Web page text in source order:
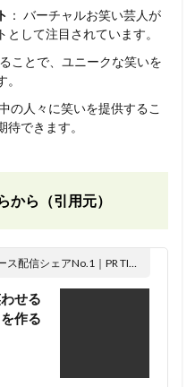
： バーチャルお笑い芸人が
して注目されています。
ことで、ユニークな笑いを
の人々に笑いを提供するこ
できます。
から（引用元）
信シェアNo.1｜PR TIMES
せる
作る